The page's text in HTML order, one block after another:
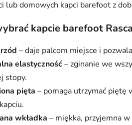
lub domowych kapci barefoot z
kapcie barefoot
– daje palcom miejsce i
elastyczność– zginanie we
stopy.
pięta – pomaga utrzymać piętę
wkładka – miękka, przyjemna